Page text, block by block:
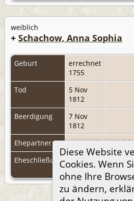
Diese Website
Cookies. Wenn
ohne Ihre
zu ändern,
weiblich
+ Schachow, Anna Sophia
Geburt
errechnet
1755
Tod
5 Nov
1812
Beerdigung
7 Nov
1812
Ehepartner
Zummack, Daniel|
Eheschließung
8 Mai
1777